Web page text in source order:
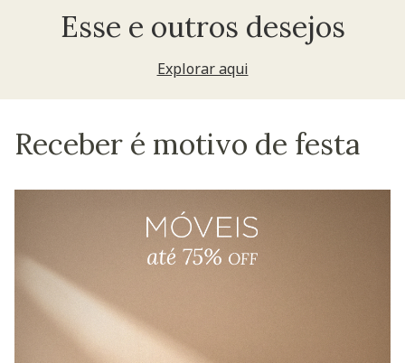
Esse e outros desejos
Explorar aqui
Receber é motivo de festa